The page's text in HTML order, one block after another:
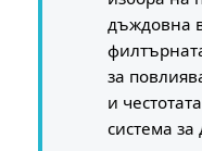
дъждовна
за
и
система